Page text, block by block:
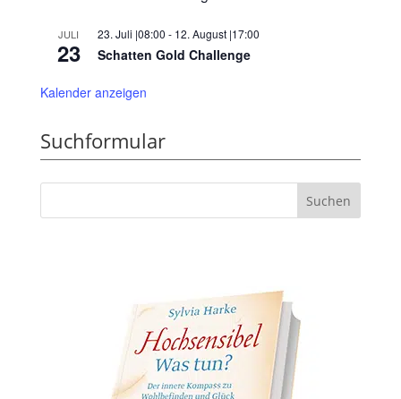
JULI
23
23. Juli |08:00 - 12. August |17:00
Schatten Gold Challenge
Kalender anzeigen
Suchformular